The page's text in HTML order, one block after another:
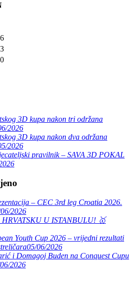
3D kupa nakon tri održana
2026
3D kupa nakon dva održana
2026
pravilnik – SAVA 3D POKAL
– CEC 3rd leg Croatia 2026.
2026
HRVATSKU U ISTANBULU! 🥇
Youth Cup 2026 – vrijedni rezultati
05/06/2026
i Domagoj Buden na Conquest Cupu
2026